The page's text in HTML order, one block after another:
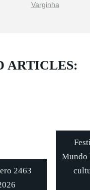
Varginha
ARTICLES:
2463
Mundo